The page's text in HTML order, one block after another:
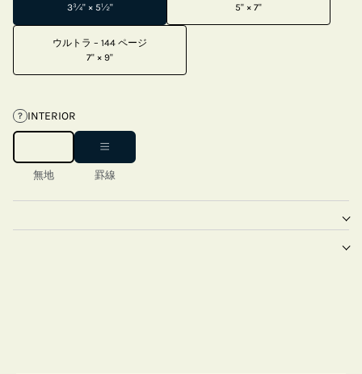
3¾" × 5½"
5" × 7"
ウルトラ – 144 ページ
7" × 9"
? INTERIOR
無地 罫線